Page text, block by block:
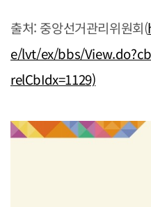
출처: 중앙선거관리위원회(
e/lvt/ex/bbs/
relCbIdx=1129)